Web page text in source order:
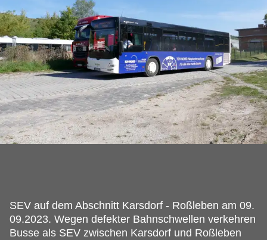
SEV auf dem Abschnitt Karsdorf - Roßleben am 09.
09.2023. Wegen defekter Bahnschwellen verkehren
Busse als SEV zwischen Karsdorf und Roßleben